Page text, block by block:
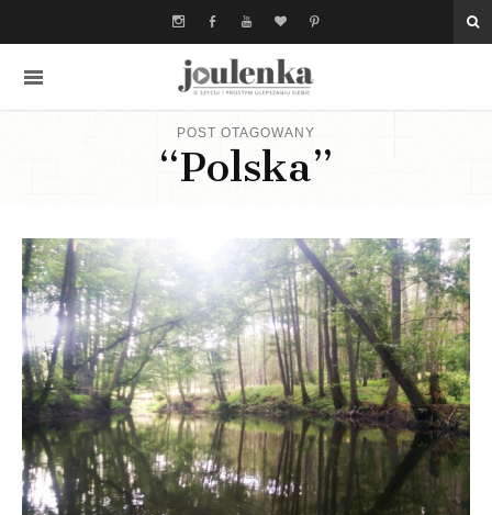
POST OTAGOWANY
“Polska”